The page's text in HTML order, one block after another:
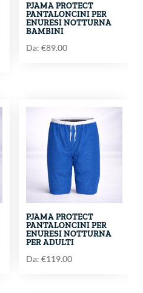
PJAMA PROTECT
PANTALONCINI PER
ENURESI NOTTURNA
BAMBINI
Da: €89.00
PJAMA PROTECT
PANTALONCINI PER
ENURESI NOTTURNA
PER ADULTI
Da: €119.00